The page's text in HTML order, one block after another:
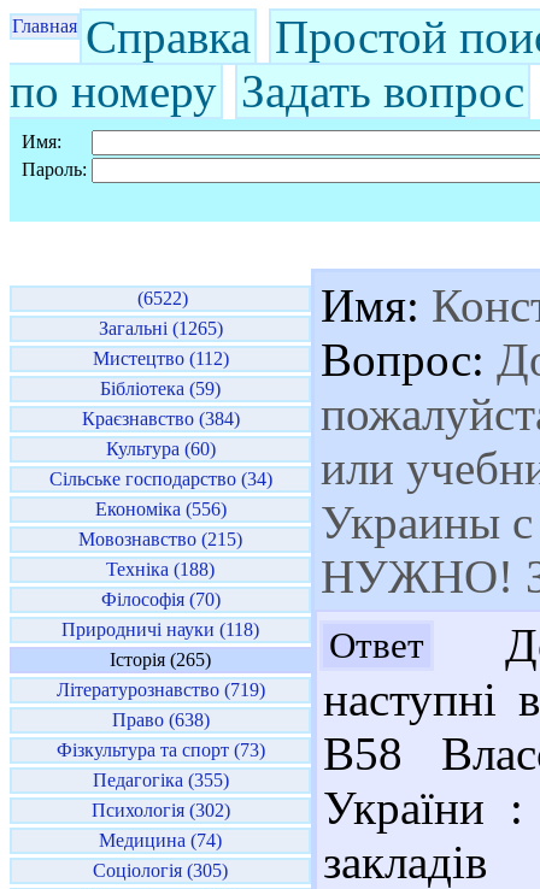
Главная Справка Простой
по номеру Задать вопрос
Имя:
Пароль:
(6522)
Загальні (1265)
Мистецтво (112)
Бібліотека (59)
Краєзнавство (384)
Культура (60)
Сільське господарство (34)
Економіка (556)
Мовознавство (215)
Техніка (188)
Філософія (70)
Природничі науки (118)
Історія (265)
Літературознавство (719)
Право (638)
Фізкультура та спорт (73)
Педагогіка (355)
Психологія (302)
Медицина (74)
Соціологія (305)
Имя:
Вопрос:
или
Украины
НУЖНО!
Ответ
наступні
В58
України